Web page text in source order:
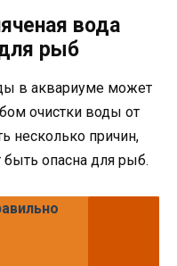
вода
рыб
в аквариуме может
очистки воды от
несколько причин,
опасна для рыб.